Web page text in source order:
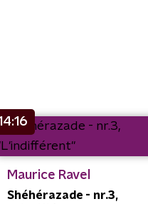
Maurice Ravel
Shéhérazade - nr.3,